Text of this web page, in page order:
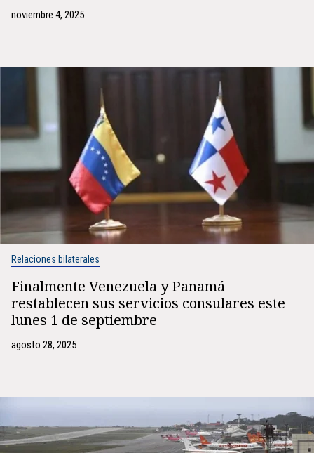
noviembre 4, 2025
Relaciones bilaterales
Finalmente Venezuela y Panamá
restablecen sus servicios consulares este
lunes 1 de septiembre
agosto 28, 2025